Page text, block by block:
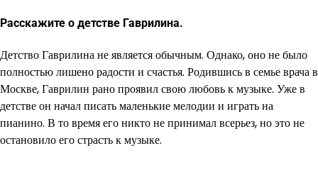
Расскажите о детстве Гаврилина.
Детство Гаврилина не является обычным. Однако, оно не было
полностью лишено радости и счастья. Родившись в семье врача в
Москве, Гаврилин рано проявил свою любовь к музыке. Уже в
детстве он начал писать маленькие мелодии и играть на
пианино. В то время его никто не принимал всерьез, но это не
остановило его страсть к музыке.